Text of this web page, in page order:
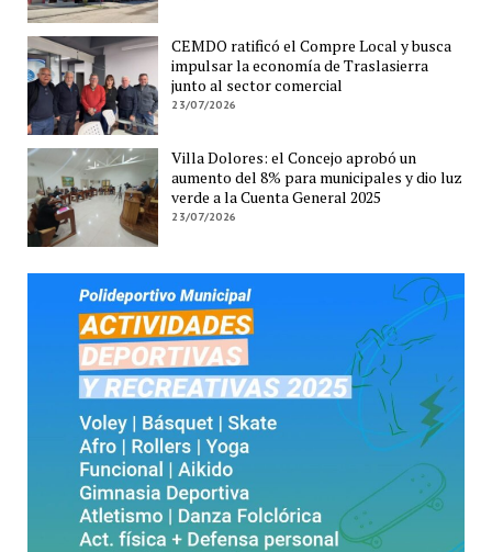
CEMDO ratificó el Compre Local y busca
impulsar la economía de Traslasierra
junto al sector comercial
23/07/2026
Villa Dolores: el Concejo aprobó un
aumento del 8% para municipales y dio luz
verde a la Cuenta General 2025
23/07/2026